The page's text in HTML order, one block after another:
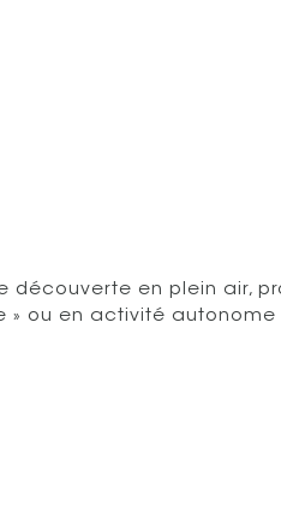
découverte en plein air,
» ou en activité autonome